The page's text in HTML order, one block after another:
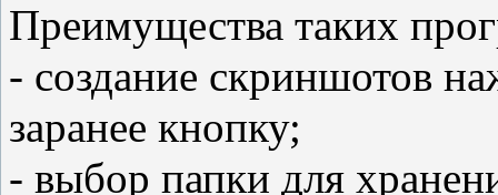
Преимущества таких
- создание скриншотов
заранее кнопку;
- выбор папки для